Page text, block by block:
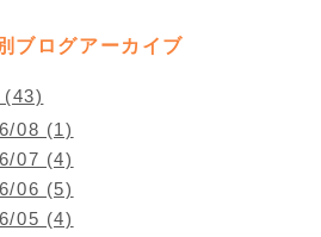
ブログアーカイブ
(43)
08 (1)
07 (4)
06 (5)
05 (4)